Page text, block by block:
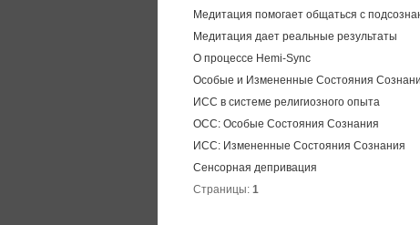
Медитация помогает общаться с
Медитация дает реальные результаты
О процессе Hemi-Sync
Особые и Измененные Состояния
ИСС в системе религиозного опыта
ОСС: Особые Состояния Сознания
ИСС: Измененные Состояния Сознания
Сенсорная депривация
Страницы: 1